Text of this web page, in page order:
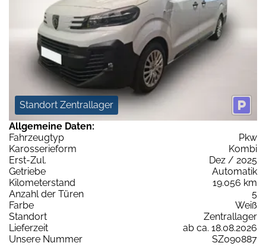
Standort Zentrallager
Allgemeine Daten:
Fahrzeugtyp
Pkw
Karosserieform
Kombi
Erst-Zul.
Dez / 2025
Getriebe
Automatik
Kilometerstand
19.056 km
Anzahl der Türen
5
Farbe
Weiß
Standort
Zentrallager
Lieferzeit
ab ca. 18.08.2026
Unsere Nummer
SZ090887